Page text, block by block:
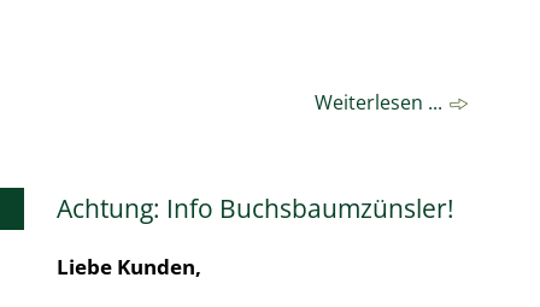
Weiterlesen ...
Achtung: Info Buchsbaumzünsler!
Liebe Kunden,